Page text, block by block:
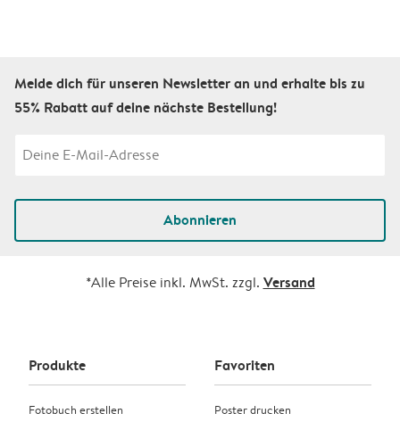
Melde dich für unseren Newsletter an und erhalte bis zu
55% Rabatt auf deine nächste Bestellung!
Abonnieren
*Alle Preise inkl. MwSt. zzgl. Versand
Produkte
Fotobuch erstellen
Favoriten
Poster drucken